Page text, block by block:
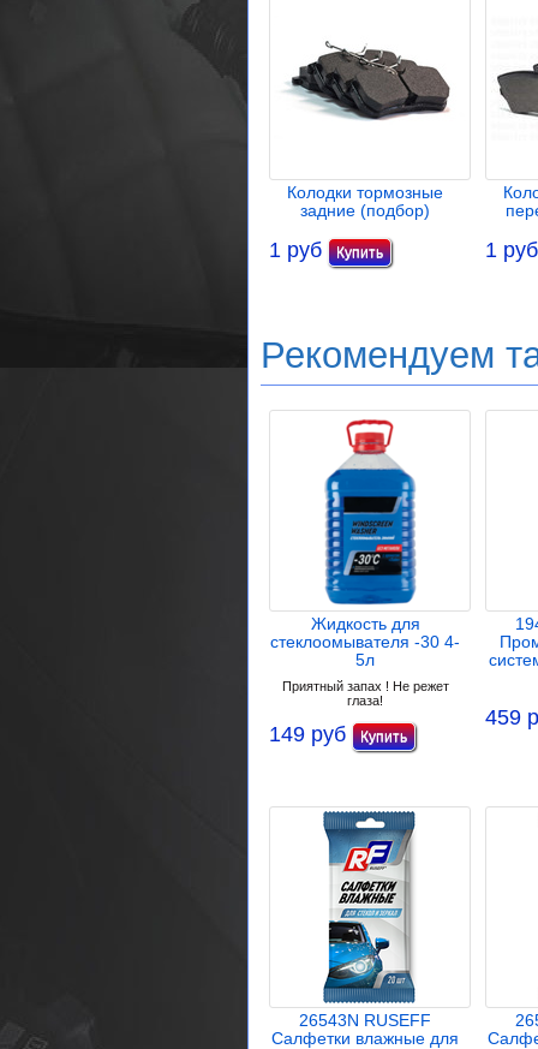
Колодки тормозные
задние (подбор)
1 руб 1 руб
Рекомендуем
Жидкость для
стеклоомывателя -30 4-
5л
Приятный запах ! Не режет
глаза!
149 руб
459
26543N RUSEFF
Салфетки влажные для